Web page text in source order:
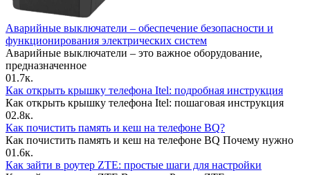
Аварийные выключатели – обеспечение безопасности и
функционирования электрических систем
Аварийные выключатели – это важное оборудование,
предназначенное
01.7к.
Как открыть крышку телефона Itel: подробная инструкция
Как открыть крышку телефона Itel: пошаговая инструкция
02.8к.
Как почистить память и кеш на телефоне BQ?
Как почистить память и кеш на телефоне BQ Почему нужно
01.6к.
Как зайти в роутер ZTE: простые шаги для настройки